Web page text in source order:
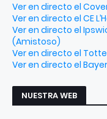
Ver en directo el
Ver en directo el CE
Ver en directo el
(Amistoso)
Ver en directo el
Ver en directo el
NUESTRA WEB